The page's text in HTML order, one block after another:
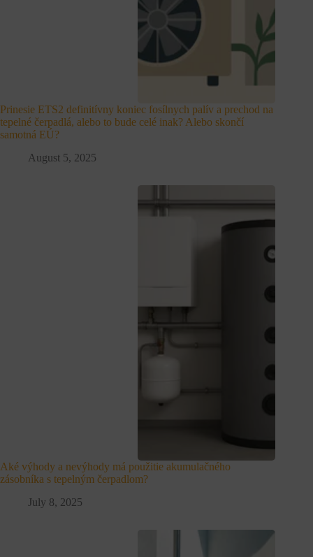
Prinesie ETS2 definitívny koniec fosílnych palív a prechod na
tepelné čerpadlá, alebo to bude celé inak? Alebo skončí
samotná EÚ?
August 5, 2025
Aké výhody a nevýhody má použitie akumulačného
zásobníka s tepelným čerpadlom?
July 8, 2025